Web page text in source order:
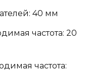
40 мм
частота: 20
частота: